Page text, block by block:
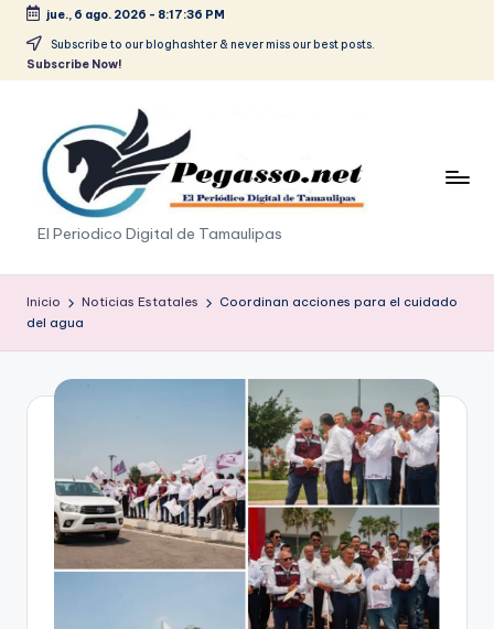
Saltar
jue., 6 ago. 2026 - 8:17:36 PM
Subscribe to our bloghashter & never miss our best posts.
Subscribe Now!
p
e
g
a
p
El Periodico Digital de Tamaulipas
Inicio Noticias Estatales
Coordinan acciones para el cuidado
del agua